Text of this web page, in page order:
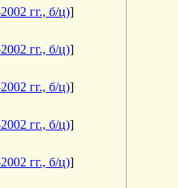
гг., б/ц)]
гг., б/ц)]
гг., б/ц)]
гг., б/ц)]
гг., б/ц)]